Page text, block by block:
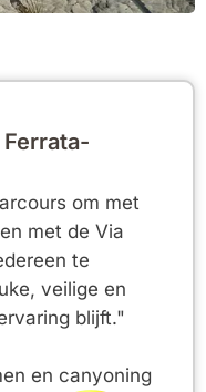
om met
met de Via
te
veilige en
blijft."
en canyoning